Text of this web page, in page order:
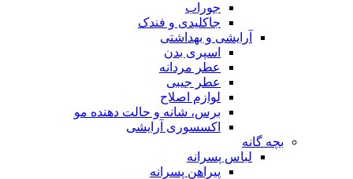
جوراب
جاکلیدی و فندک
آرایشی و بهداشتی
اسپری بدن
عطر مردانه
عطر جیبی
لوازم اصلاح
برس، شانه و حالت دهنده مو
اکسسوری آرایشی
بچه گانه
لباس پسرانه
پیراهن پسرانه